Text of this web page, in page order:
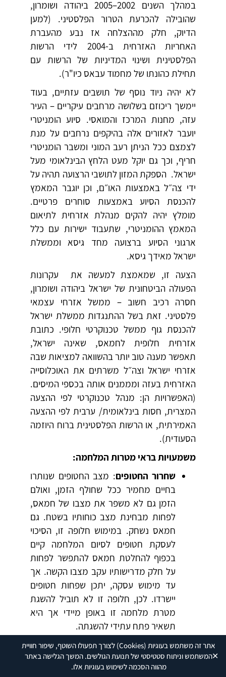
אתר זה משתמש בעוגיות(Cookies) לצורך תפעולו השוטף, שיפור חוויית
המשתמש וניתוח סטטיסטי של תנועת הגולשים. המשך הגלישה באתר
מהווה הסכמה לשימוש בעוגיות אלו.
✕
במהלך השנים 2002–2005 ביהודה ושומרון,
שהובילה להכרעת הטרור הפלסטיני. (למען
הדיוק, חלק מההצלחה אז נבע מהעברת
האחריות האזרחית ב-2004 לידי הרשות
הפלסטינית ושינוי המדיניות של הרשות עם
תחילת כהונתו של מחמוד עבאס כיו"ר).
לא יהיה ניוד נוסף של תושבים עזתיים, בעוד
יימשך ריכוזם בשלושה מרחבים עיקריים – העיר
עזה, מחנות המרכז והמואסי. סיוע הומניטרי
יועבר לאזורים אלה בהיקפים נרחבים על מנת
לצמצם ככל הניתן רעב המוני ומשבר הומניטרי
חריף, וכך גם יוקל מעט הלחץ הבינלאומי מעל
ישראל. הספקת המזון לתושבי הרצועה תהיה על
ידי צה״ל באמצעות האו״ם, וכן יוגבר המאמץ
להכנסת הסיוע באמצעות סוחרים פרטיים.
מומלץ יהיה להקים מנהלת אזרחית לתיאום
המאמץ ההומניטרי, שתעבוד ישירות עם כלל
ארגוני הסיוע ברצועה מחד גיסא וממשלת
ישראל מאידך גיסא.
הצעה זו, שמאמצת למעשה את עקרונות
הפעולה הביטחונית של ישראל ביהודה ושומרון,
חסרה רכיב חשוב – ממשל אזרחי עצמאי
פלסטיני. זאת בשל ההתנגדות ממשלת ישראל
להכנסת גוף ממשל טכנוקרטי חלופי. כתובת
אזרחית חלופית לחמאס, שאינה ישראל,
תאפשר מענה טוב יותר בהשוואה למציאות שבה
אזרחי ישראל וצה״ל משרתים את האוכלוסייה
האזרחית בעזה ומממנים אותה בכספי המיסים.
(האפשרויות הן: מנהל טכנוקרטי לפי ההצעה
המצרית, חסות בינלאומית/ ערבית לפי ההצעה
האמירתית, או הרשות הפלסטינית ברוח היוזמה
הסעודית).
משמעויות בראי מטרות המלחמה:
שחרור החטופים: מצב החטופים שנותרו
בחיים מחמיר ככל שחולף הזמן, ואולם
הזמן גם לא משפר את מצבו של חמאס,
לפחות מבחינת מצב כוחותיו בשטח. גם
חמאס נשחק. במימוש חלופה זו, הסיכוי
לעסקת חטופים לסיום המלחמה קיים
בכפוף להחלטת חמאס להתפשר לפחות
על חלק מדרישותיו עקב מצבו הקשה. אך
עד מימוש עסקה, יתכן שפחות חטופים
יישרדו. לכן, חלופה זו לא תוביל להשגת
מטרת מלחמה זו באופן מיידי אך היא
תשאיר פתח עתידי להשגתה.
פירוק חמאס.חלופה זו תביא להמשך
שחיקתו באיטיות לאורך זמן מחד אך
מנגד למהלכי שיקום שיבואו בעקבות